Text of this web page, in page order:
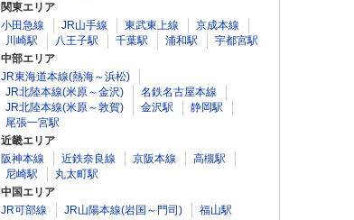
関東エリア
小田急線
JR山手線 東武東上線
京成本線
川崎駅
八王子駅 千葉駅 浦和駅
宇都宮駅
中部エリア
JR東海道本線(熱海～浜松)
JR北陸本線(米原～金沢)
名鉄名古屋本線
JR北陸本線(米原～敦賀)
金沢駅
静岡駅
尾張一宮駅
近畿エリア
阪神本線
近鉄奈良線 京阪本線
高槻駅
尼崎駅
丸太町駅
中国エリア
JR可部線
JR山陽本線(岩国～門司) 福山駅